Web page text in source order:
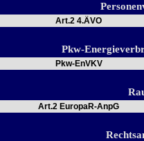
Art.2 4.ÄVO
Pkw-
Pkw-EnVKV
Art.2 EuropaR-AnpG